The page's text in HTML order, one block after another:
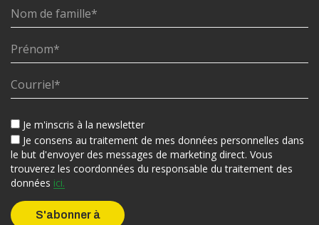
Je m'inscris à la newsletter
Je consens au traitement de mes données personnelles dans
le but d'envoyer des messages de marketing direct. Vous
trouverez les coordonnées du responsable du traitement des
données ici.